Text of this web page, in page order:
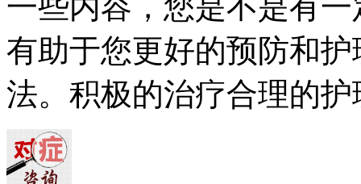
有助于您更好的预防和
法。积极的治疗合理的